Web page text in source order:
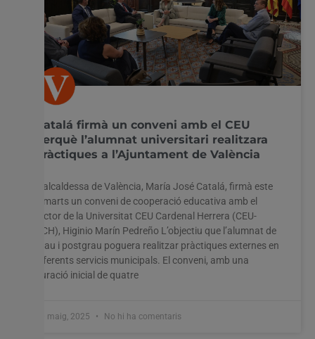
Catalá firmà un conveni amb el CEU
perquè l’alumnat universitari realitzara
pràctiques a l’Ajuntament de València
L’alcaldessa de València, María José Catalá, firmà este
dimarts un conveni de cooperació educativa amb el
rector de la Universitat CEU Cardenal Herrera (CEU-
UCH), Higinio Marín Pedreño L’objectiu que l’alumnat de
grau i postgrau poguera realitzar pràctiques externes en
diferents servicis municipals. El conveni, amb una
duració inicial de quatre
20 maig, 2025 No hi ha comentaris